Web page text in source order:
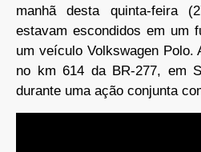
manhã desta quinta-feira
estavam escondidos em um
um veículo Volkswagen Polo.
no km 614 da BR-277, em
durante uma ação conjunta